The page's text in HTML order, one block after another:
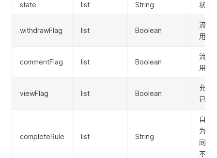
state list String 状态
withdrawFlag list Boolean
流程
用）
commentFlag list Boolean
流程
用）
viewFlag list Boolean
允许
已启
completeRule list String
自动
为发
同；
不启